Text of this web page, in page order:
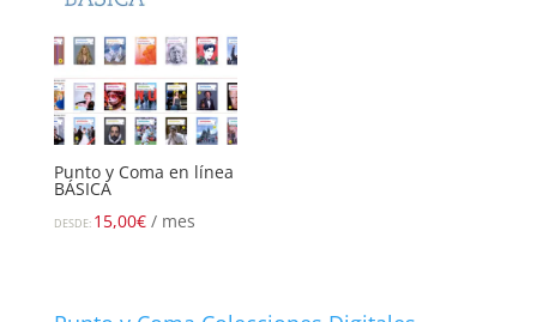
Punto y Coma en línea
BÁSICA
DESDE: 15,00€ / mes